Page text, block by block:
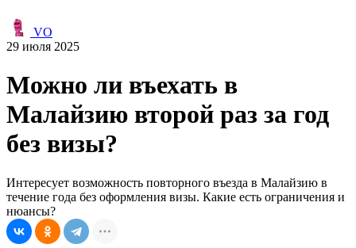
VO
29 июля 2025
Можно ли въехать в
Малайзию второй раз за год
без визы?
Интересует возможность повторного въезда в Малайзию в
течение года без оформления визы. Какие есть ограничения и
нюансы?